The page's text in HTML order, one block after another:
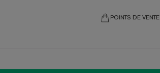
POINTS DE VENTE